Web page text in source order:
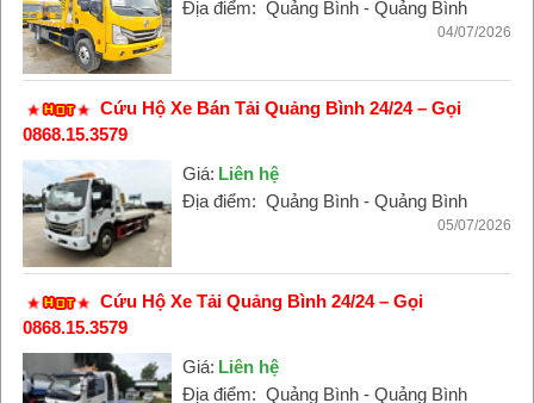
Địa điểm: Quảng Bình - Quảng Bình
04/07/2026
Cứu Hộ Xe Bán Tải Quảng Bình 24/24 – Gọi
0868.15.3579
Giá: Liên hệ
Địa điểm: Quảng Bình - Quảng Bình
05/07/2026
Cứu Hộ Xe Tải Quảng Bình 24/24 – Gọi
0868.15.3579
Giá: Liên hệ
Địa điểm: Quảng Bình - Quảng Bình